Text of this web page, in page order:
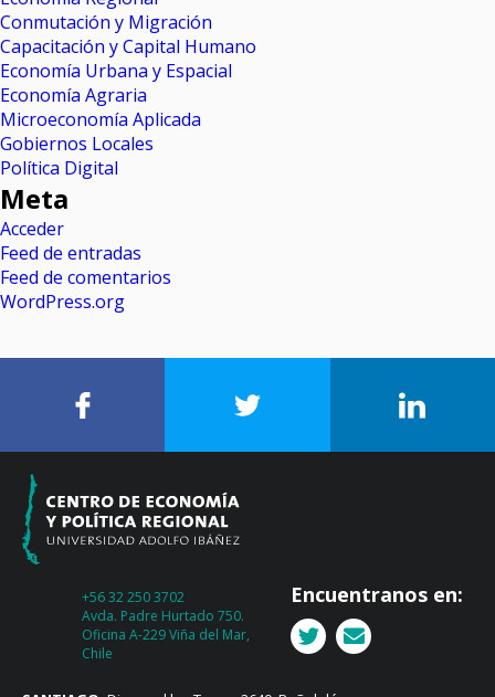
Conmutación y Migración
Capacitación y Capital Humano
Economía Urbana y Espacial
Economía Agraria
Microeconomía Aplicada
Gobiernos Locales
Política Digital
Meta
Acceder
Feed de entradas
Feed de comentarios
WordPress.org
+56 32 250 3702
Avda. Padre Hurtado 750.
Oficina A-229 Viña del Mar,
Chile
Encuentranos en: